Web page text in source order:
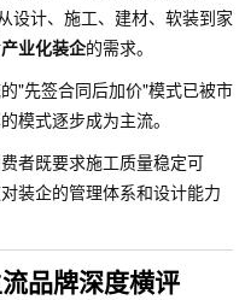
计、施工、建材、软装到家
产业化装企的需求。
"先签合同后加价"模式已被市
模式逐步成为主流。
者既要求施工质量稳定可
装企的管理体系和设计能力
品牌深度横评